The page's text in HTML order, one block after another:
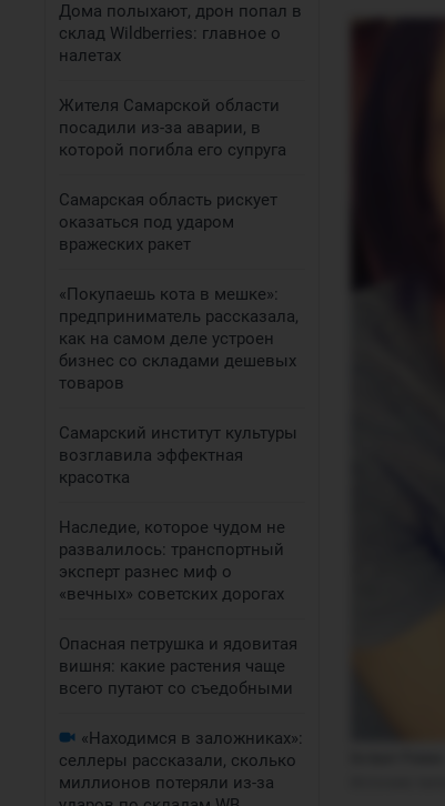
Дома полыхают, дрон попал в
склад Wildberries: главное о
налетах
Жителя Самарской области
посадили из-за аварии, в
которой погибла его супруга
Самарская область рискует
оказаться под ударом
вражеских ракет
«Покупаешь кота в мешке»:
предприниматель рассказала,
как на самом деле устроен
бизнес со складами дешевых
товаров
Самарский институт культуры
возглавила эффектная
красотка
Наследие, которое чудом не
развалилось: транспортный
эксперт разнес миф о
«вечных» советских дорогах
Опасная петрушка и ядовитая
вишня: какие растения чаще
всего путают со съедобными
«Находимся в заложниках»:
селлеры рассказали, сколько
миллионов потеряли из-за